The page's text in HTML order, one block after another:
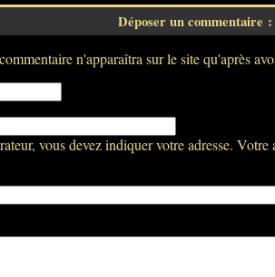
Déposer un commentaire :
n'apparaîtra sur le site qu'après
vous devez indiquer votre adresse. Votre